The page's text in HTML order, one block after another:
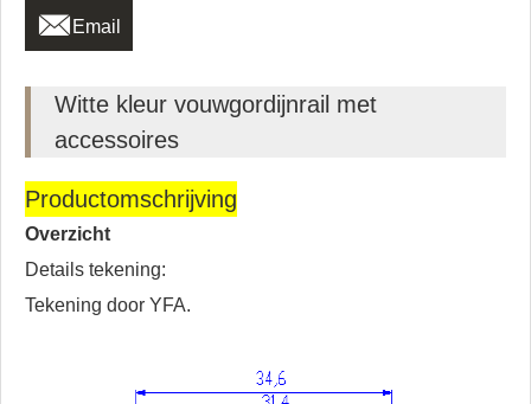
 Email
Witte kleur vouwgordijnrail met
accessoires
Productomschrijving
Overzicht
Details tekening:
Tekening door YFA.